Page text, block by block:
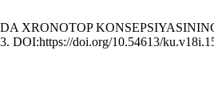
XRONOTOP
DOI:https://doi.org/10.54613/